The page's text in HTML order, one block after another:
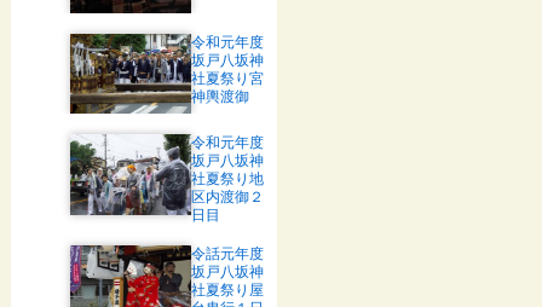
令和元年度
坂戸八坂神
社夏祭り宮
神輿渡御
令和元年度
坂戸八坂神
社夏祭り地
区内渡御２
日目
令話元年度
坂戸八坂神
社夏祭り屋